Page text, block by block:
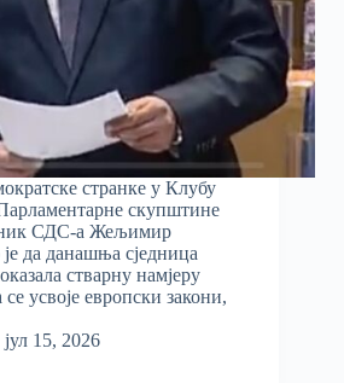
странке у Клубу
скупштине
СДС-а Жељимир
да данашња сједница
стварну намјеру
усвоје европски закони,
јул 15, 2026